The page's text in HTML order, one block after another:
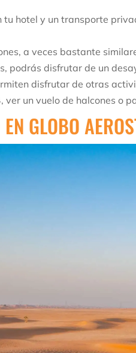
tu hotel y un transporte
a veces bastante
podrás disfrutar de un
disfrutar de otras
un vuelo de halcones o
GLOBO